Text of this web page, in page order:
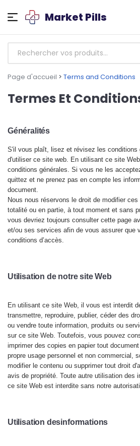
Market Pills
Page d'accueil > Terms and Conditions
Termes Et
Généralités
S'il vous plaît, lisez et révisez les conditions
d'utiliser ce site web. En utilisant ce site
conditions générales. Si vous ne les
quittez et ne prenez pas en compte les
document.
Nous nous réservons le droit de modifier ces
totalité ou en partie, à tout moment et sans
vous devriez toujours consulter cette page
et/ou ses services afin de vous assurer que
conditions d’accès.
Utilisation de notre site Web
En utilisant ce site Web, il vous est interdit
transmettre, reproduire, publier, céder des
ou vendre toute information, produits ou
sur ce site Web. Toutefois, vous pouvez
imprimer des copies en papier tout
propre usage personnel et non commercial,
modifier le contenu ou supprimer tout droit
avis de propriété. Toute autre utilisation des
ce site Web est interdite sans notre
Utilisation desinformations